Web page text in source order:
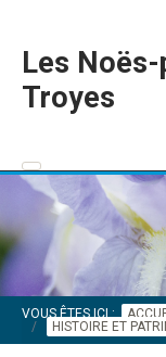
Les
Troyes
VOUS ÊTES ICI :
HISTOIRE ET